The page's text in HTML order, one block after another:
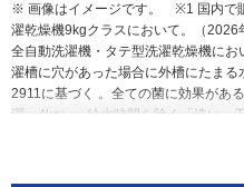
※ 画像はイメージです。
※1 国内で
濯乾燥機9kgクラスにおいて。（2026
全自動洗濯機・タテ型洗濯乾燥機に
濯槽に穴があった場合に外槽にたまる
2911に基づく 。全ての菌に効果がある
濯・4kg）、給水時間を除く「洗い」